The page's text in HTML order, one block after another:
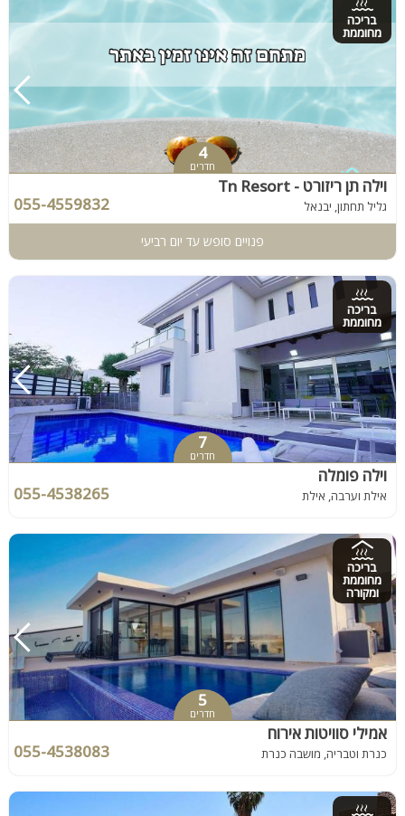
בריכה
מחוממת
4
חדרים
וילה תן ריזורט - Tn Resort
גליל תחתון, יבנאל 055-4559832
פנויים סופש עד יום רביעי
בריכה
מחוממת
7
חדרים
וילה פומלה
אילת וערבה, אילת 055-4538265
בריכה
מחוממת
ומקורה
5
חדרים
אמילי סוויטות אירוח
כנרת וטבריה, מושבה כנרת 055-4538083